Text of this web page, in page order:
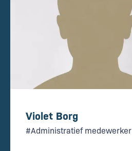
Violet Borg
#Administratief medewerker